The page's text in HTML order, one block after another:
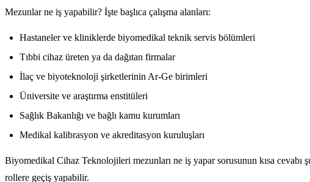
Mezunlar ne iş yapabilir? İşte başlıca çalışma alanları:
Hastaneler ve kliniklerde biyomedikal teknik servis bölümleri
Tıbbi cihaz üreten ya da dağıtan firmalar
İlaç ve biyoteknoloji şirketlerinin Ar-Ge birimleri
Üniversite ve araştırma enstitüleri
Sağlık Bakanlığı ve bağlı kamu kurumları
Medikal kalibrasyon ve akreditasyon kuruluşları
Biyomedikal Cihaz Teknolojileri mezunları ne iş yapar sorusunun kısa cevabı
rollere geçiş yapabilir.